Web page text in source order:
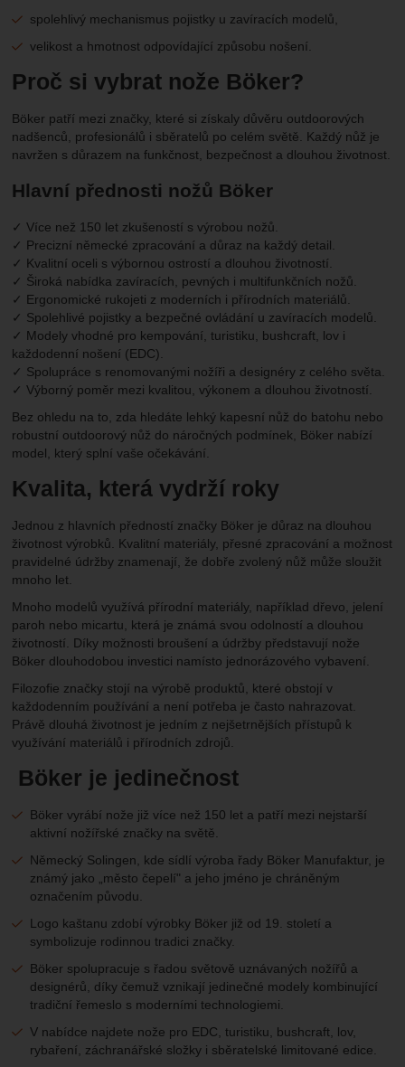
spolehlivý mechanismus pojistky u zavíracích modelů,
velikost a hmotnost odpovídající způsobu nošení.
Proč si vybrat nože Böker?
Böker patří mezi značky, které si získaly důvěru outdoorových
nadšenců, profesionálů i sběratelů po celém světě. Každý nůž je
navržen s důrazem na funkčnost, bezpečnost a dlouhou životnost.
Hlavní přednosti nožů Böker
✓ Více než 150 let zkušeností s výrobou nožů.
✓ Precizní německé zpracování a důraz na každý detail.
✓ Kvalitní oceli s výbornou ostrostí a dlouhou životností.
✓ Široká nabídka zavíracích, pevných i multifunkčních nožů.
✓ Ergonomické rukojeti z moderních i přírodních materiálů.
✓ Spolehlivé pojistky a bezpečné ovládání u zavíracích modelů.
✓ Modely vhodné pro kempování, turistiku, bushcraft, lov i
každodenní nošení (EDC).
✓ Spolupráce s renomovanými nožíři a designéry z celého světa.
✓ Výborný poměr mezi kvalitou, výkonem a dlouhou životností.
Bez ohledu na to, zda hledáte lehký kapesní nůž do batohu nebo
robustní outdoorový nůž do náročných podmínek, Böker nabízí
model, který splní vaše očekávání.
Kvalita, která vydrží roky
Jednou z hlavních předností značky Böker je důraz na dlouhou
životnost výrobků. Kvalitní materiály, přesné zpracování a možnost
pravidelné údržby znamenají, že dobře zvolený nůž může sloužit
mnoho let.
Mnoho modelů využívá přírodní materiály, například dřevo, jelení
paroh nebo micartu, která je známá svou odolností a dlouhou
životností. Díky možnosti broušení a údržby představují nože
Böker dlouhodobou investici namísto jednorázového vybavení.
Filozofie značky stojí na výrobě produktů, které obstojí v
každodenním používání a není potřeba je často nahrazovat.
Právě dlouhá životnost je jedním z nejšetrnějších přístupů k
využívání materiálů i přírodních zdrojů.
Böker je jedinečnost
Böker vyrábí nože již více než 150 let a patří mezi nejstarší
aktivní nožířské značky na světě.
Německý Solingen, kde sídlí výroba řady Böker Manufaktur, je
známý jako „město čepelí" a jeho jméno je chráněným
označením původu.
Logo kaštanu zdobí výrobky Böker již od 19. století a
symbolizuje rodinnou tradici značky.
Böker spolupracuje s řadou světově uznávaných nožířů a
designérů, díky čemuž vznikají jedinečné modely kombinující
tradiční řemeslo s moderními technologiemi.
V nabídce najdete nože pro EDC, turistiku, bushcraft, lov,
rybaření, záchranářské složky i sběratelské limitované edice.